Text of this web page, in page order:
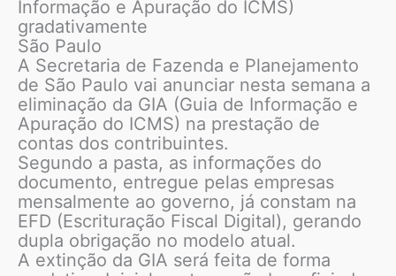
Informação e Apuração do ICMS)
gradativamente
São Paulo
A Secretaria de Fazenda e Planejamento
de São Paulo vai anunciar nesta semana a
eliminação da GIA (Guia de Informação e
Apuração do ICMS) na prestação de
contas dos contribuintes.
Segundo a pasta, as informações do
documento, entregue pelas empresas
mensalmente ao governo, já constam na
EFD (Escrituração Fiscal Digital), gerando
dupla obrigação no modelo atual.
A extinção da GIA será feita de forma